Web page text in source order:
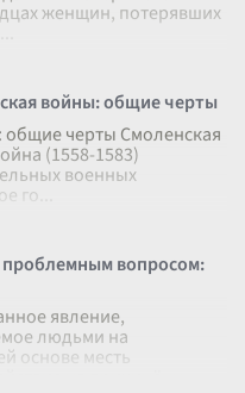
женщин, потерявших
войны: общие черты
черты Смоленская
(1558-1583)
военных
го
проблемным вопросом:
явление,
людьми на
основе месть
на причинённ